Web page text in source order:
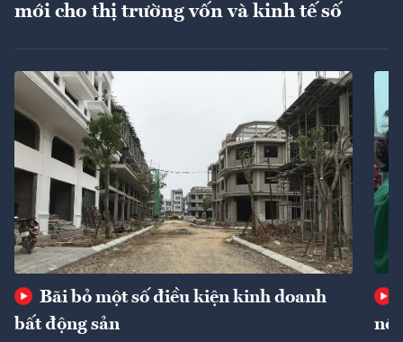
mới cho thị trường vốn và kinh tế số
Bãi bỏ một số điều kiện kinh doanh
bất động sản